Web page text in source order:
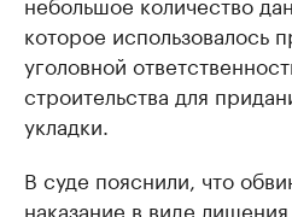
которое использовалось
уголовной
строительства для
укладки.
В суде пояснили, что
наказание в виде